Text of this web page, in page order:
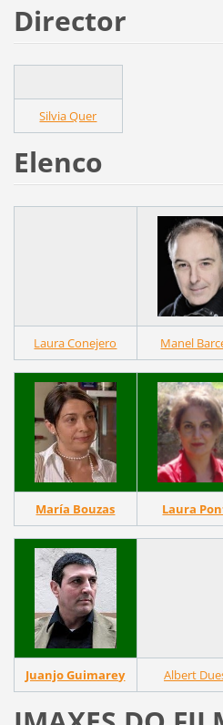
Director
Silvia Quer
Elenco
Laura Conejero Manel
María Bouzas Laura
Juanjo Guimarey Albert